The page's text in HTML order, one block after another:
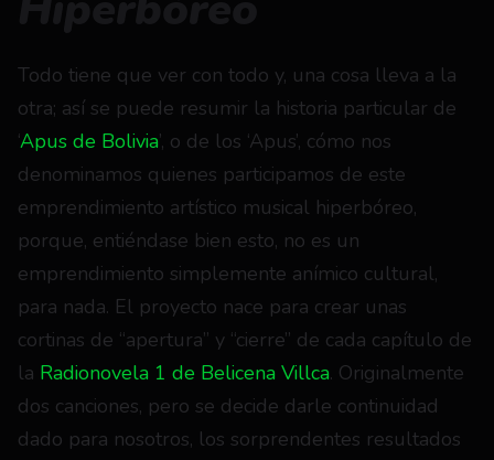
Todo tiene que ver con todo y, una cosa lleva a la
otra; así se puede resumir la historia particular de
‘Apus de Bolivia’, o de los ‘Apus’, cómo nos
denominamos quienes participamos de este
emprendimiento artístico musical hiperbóreo,
porque, entiéndase bien esto, no es un
emprendimiento simplemente anímico cultural,
para nada. El proyecto nace para crear unas
cortinas de “apertura” y “cierre” de cada capítulo de
la Radionovela 1 de Belicena Villca. Originalmente
dos canciones, pero se decide darle continuidad
dado para nosotros, los sorprendentes resultados